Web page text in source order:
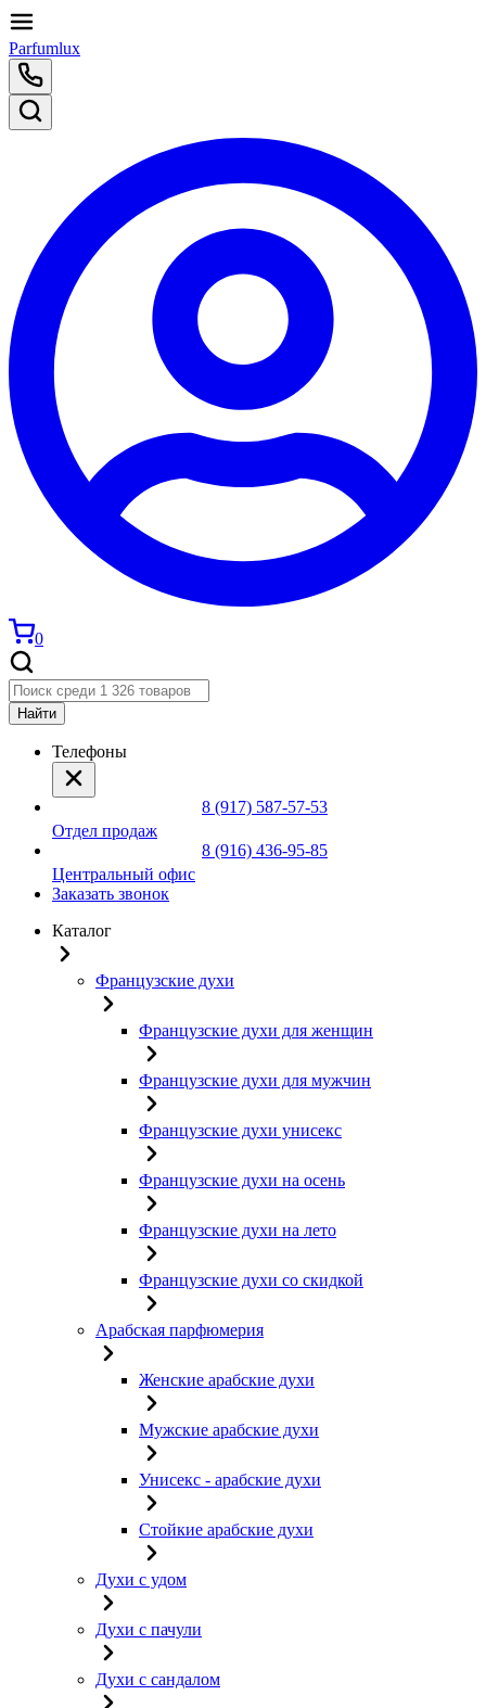
Parfumlux
0
Найти
Телефоны
8 (917) 587-57-53
Отдел продаж
8 (916) 436-95-85
Центральный офис
Заказать звонок
Каталог
Французские духи
Французские духи для женщин
Французские духи для мужчин
Французские духи унисекс
Французские духи на осень
Французские духи на лето
Французские духи со скидкой
Арабская парфюмерия
Женские арабские духи
Мужские арабские духи
Унисекс - арабские духи
Стойкие арабские духи
Духи с удом
Духи с пачули
Духи с сандалом